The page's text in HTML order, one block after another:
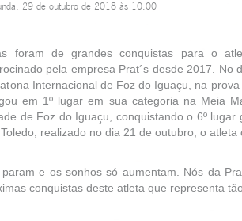
29 de outubro de 2018 às 10:00
foram de grandes conquistas para o
pela empresa Prat´s desde 2017. No
Internacional de Foz do Iguaçu, na
em 1º lugar em sua categoria na Meia
de Foz do Iguaçu, conquistando o 6º
realizado no dia 21 de outubro, o
e os sonhos só aumentam. Nós da
conquistas deste atleta que representa